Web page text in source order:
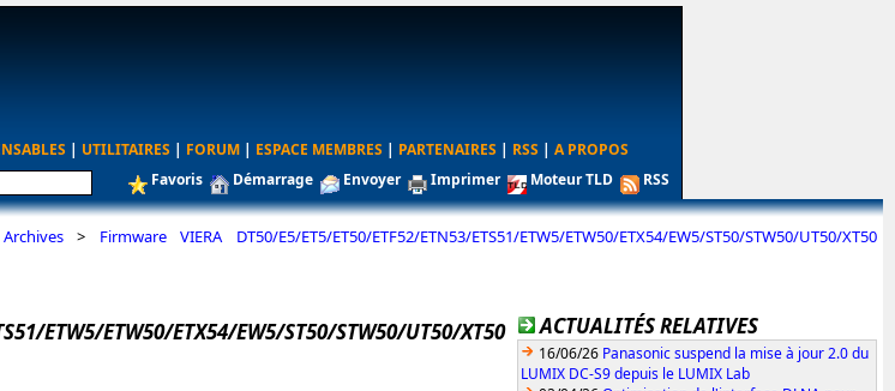
| UTILITAIRES | FORUM | ESPACE MEMBRES | PARTENAIRES | RSS | A PROPOS
Favoris Démarrage Envoyer Imprimer Moteur TLD RSS
Archives> Firmware VIERA DT50/E5/ET5/ET50/ETF52/ETN53/ETS51/ETW5/ETW50/ETX54/EW5/ST50/STW50/UT50/XT50
ETW5/ETW50/ETX54/EW5/ST50/STW50/UT50/XT50
ACTUALITÉS RELATIVES
16/06/26 Panasonic suspend la mise à jour 2.0 du
LUMIX DC-S9 depuis le LUMIX Lab